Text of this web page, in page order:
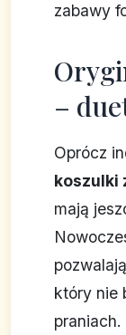
zabawy
–
Oprócz
koszulki
mają
który nie